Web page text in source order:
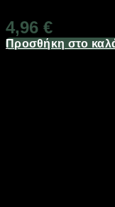
4,96 €
Προσθήκη στο